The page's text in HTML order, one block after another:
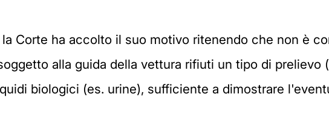
Corte ha accolto il suo motivo ritenendo che non è
alla guida della vettura rifiuti un tipo di prelievo
biologici (es. urine), sufficiente a dimostrare